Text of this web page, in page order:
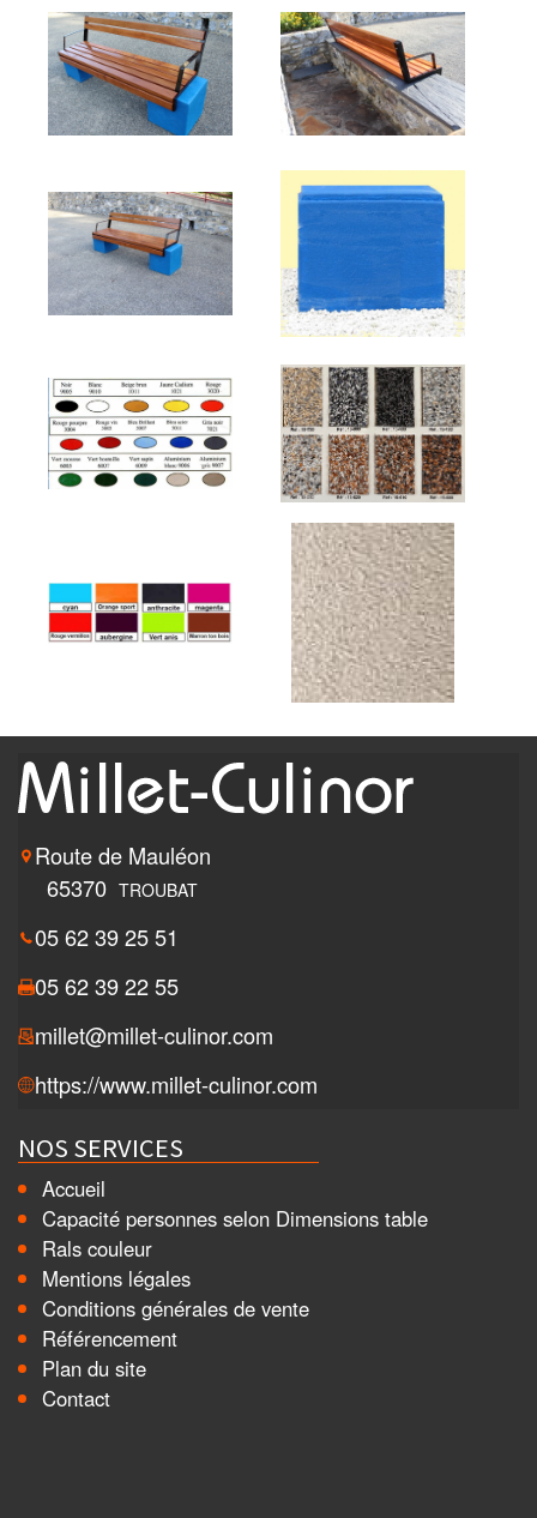
Route de Mauléon
65370 TROUBAT
05 62 39 25 51
05 62 39 22 55
millet@millet-culinor.com
https://www.millet-culinor.com
NOS SERVICES
Accueil
Capacité personnes selon Dimensions table
Rals couleur
Mentions légales
Conditions générales de vente
Référencement
Plan du site
Contact